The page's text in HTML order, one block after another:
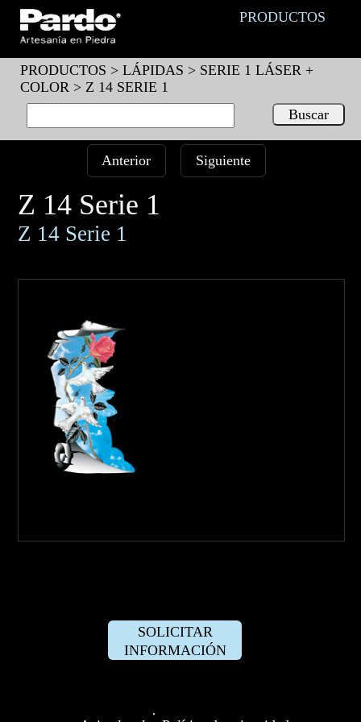
PRODUCTOS
PRODUCTOS > LÁPIDAS > SERIE 1 LÁSER +
COLOR> Z 14 SERIE 1
Anterior Siguiente
Z 14 Serie 1
Z 14 Serie 1
SOLICITAR
INFORMACIÓN
·